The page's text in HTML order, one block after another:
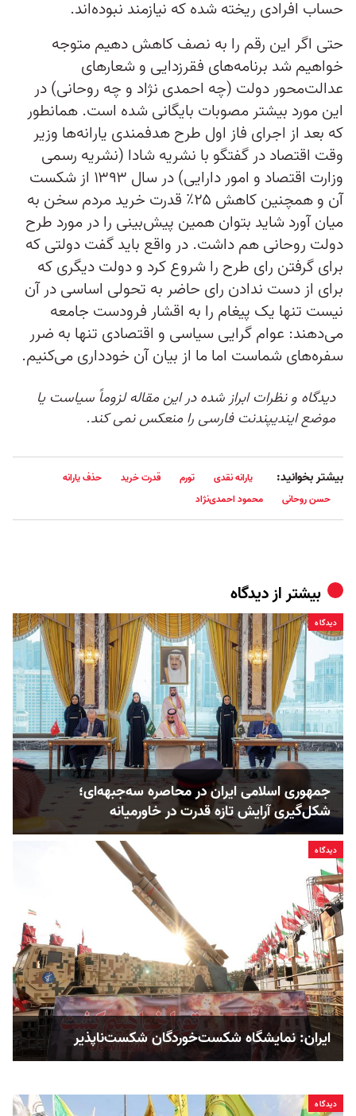
حساب افرادی ریخته شده که نیازمند نبوده‌اند.
حتی اگر این رقم را به نصف کاهش دهیم متوجه
خواهیم شد برنامه‌های فقرزدایی و شعارهای
عدالت‌محور دولت (چه احمدی نژاد و چه روحانی) در
این مورد بیشتر مصوبات بایگانی شده است. همانطور
که بعد از اجرای فاز اول طرح هدفمندی یارانه‌ها وزیر
وقت اقتصاد در گفتگو با نشریه شادا (نشریه رسمی
وزارت اقتصاد و امور دارایی) در سال ۱۳۹۳ از شکست
آن و همچنین کاهش ۲۵٪ قدرت خرید مردم سخن به
میان آورد شاید بتوان همین پیش‌بینی را در مورد طرح
دولت روحانی هم داشت. در واقع باید گفت دولتی که
برای گرفتن رای طرح را شروع کرد و دولت دیگری که
برای از دست ندادن رای حاضر به تحولی اساسی در آن
نیست تنها یک پیغام را به اقشار فرودست جامعه
می‌دهند: عوام گرایی سیاسی و اقتصادی تنها به ضرر
سفره‌های شماست اما ما از بیان آن خودداری می‌کنیم.
دیدگاه و نظرات ابراز شده در این مقاله لزوماً سیاست یا
موضع ایندیپندنت فارسی را منعکس نمی کند.
بیشتر بخوانید: یارانه نقدی تورم قدرت خرید
حذف یارانه
حسن روحانی
محمود احمدی‌نژاد
بیشتر ازدیدگاه
دیدگاه
جمهوری اسلامی ایران در محاصره سه‌جبهه‌ای؛
شکل‌گیری آرایش تازه قدرت در خاورمیانه
دیدگاه
ایران: نمایشگاه شکست‌خوردگان شکست‌ناپذیر
دیدگاه